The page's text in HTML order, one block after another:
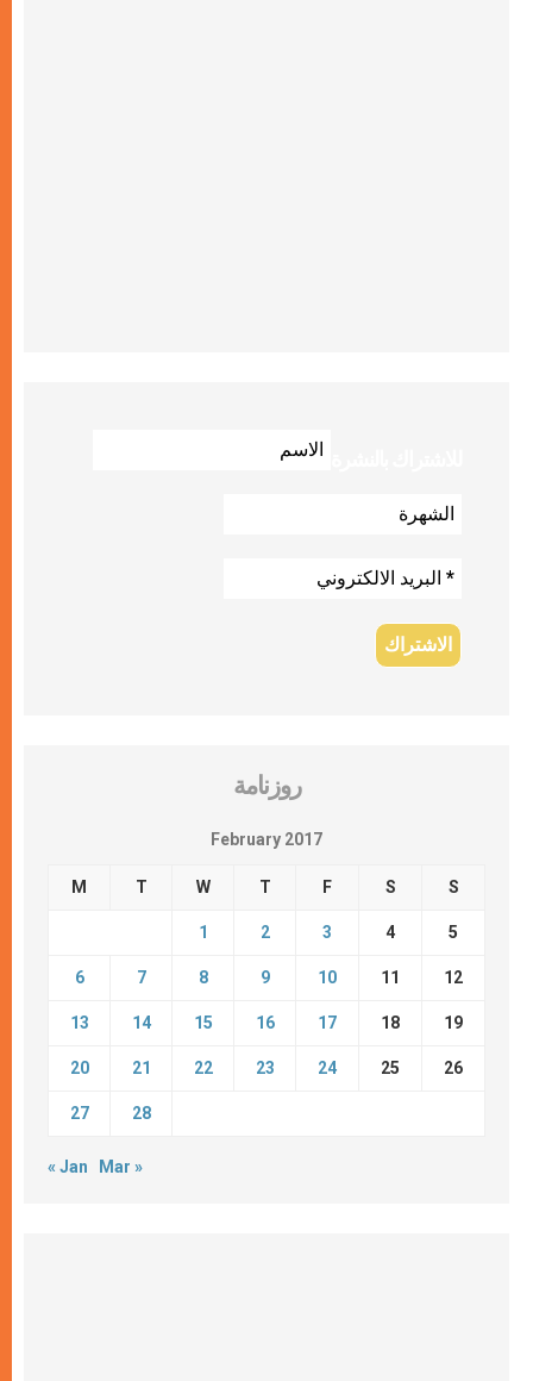
روزنامة
February 2017
M T W T F S S
1 2 3 4 5
6 7 8 9 10 11 12
13 14 15 16 17 18 19
20 21 22 23 24 25 26
27 28
« Jan Mar »